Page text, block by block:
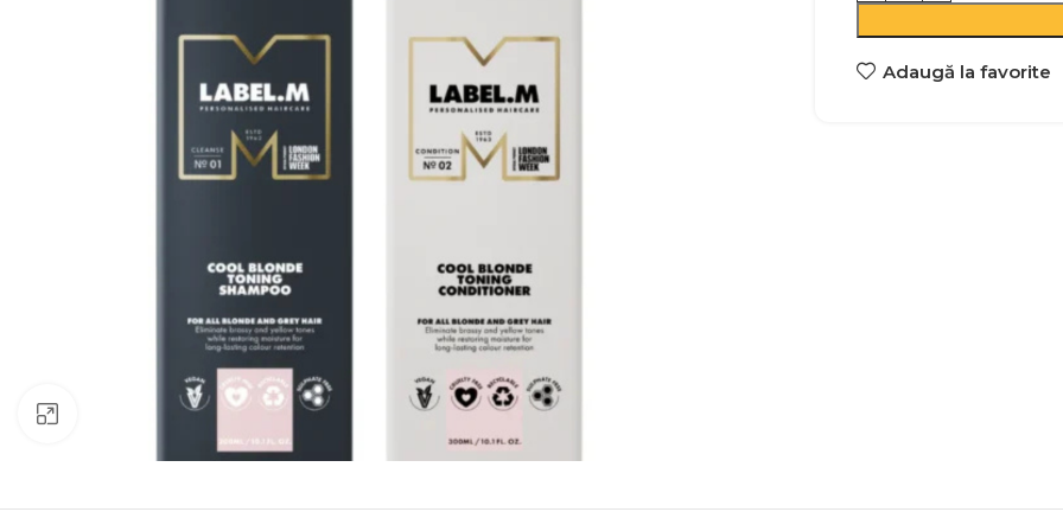
Click to enlarge
Adaugă la favorite